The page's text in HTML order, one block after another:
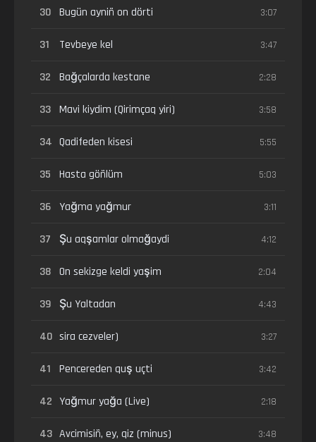
30 Bugün ayniñ on dörti 3:07
31 Tevbeye kel 3:47
32 Bağçalarda kestane 2:28
33 Mavi kiydim (Qirimçaq yiri) 3:58
34 Qadifeden kisesi 5:55
35 Hasta göñlüm 5:03
36 Yağma yağmur 3:11
37 Şu aqşamlar olmağaydi 4:12
38 On sekizge keldi yaşim 2:04
39 Şu Yaltadan 4:43
40 sira cezveler) 3:27
41 Pencereden quş uçti 3:42
42 Yağmur yağa (Live) 2:18
43 Avcimisiñ, ey, qiz (minus) 3:48